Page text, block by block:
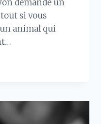
demande un
si vous
animal qui